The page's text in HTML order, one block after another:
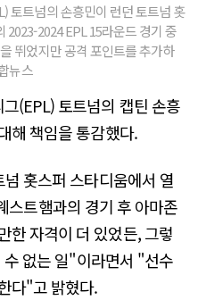
토트넘의 손흥민이 런던 토트넘 홋
2024 EPL 15라운드 경기 중
뛰었지만 공격 포인트를 추가하
뉴스
(EPL) 토트넘의 캡틴 손흥
해 책임을 통감했다.
홋스퍼 스타디움에서 열
스트햄과의 경기 후 아마존
한 자격이 더 있었든, 그렇
없는 일"이라면서 "선수
다"고 밝혔다.